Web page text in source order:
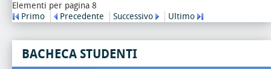
Elementi per pagina 8
Primo
Precedente Successivo Ultimo
BACHECA STUDENTI